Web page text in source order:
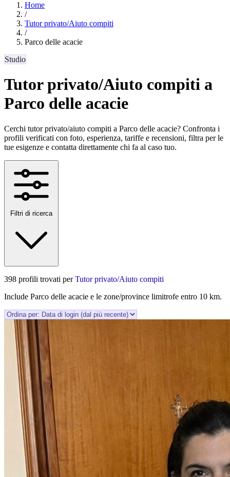
Home
/
Tutor privato/Aiuto compiti
/
Parco delle acacie
Studio
Tutor privato/Aiuto compiti a
Parco delle acacie
Cerchi tutor privato/aiuto compiti a Parco delle acacie? Confronta i
profili verificati con foto, esperienza, tariffe e recensioni, filtra per le
tue esigenze e contatta direttamente chi fa al caso tuo.
Filtri di ricerca
398 profili trovati perTutor privato/Aiuto compiti
Include Parco delle acacie e le zone/province limitrofe entro 10 km.